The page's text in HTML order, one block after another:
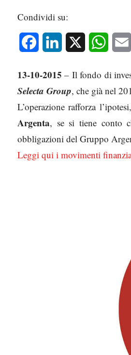
Condividi su:
Facebook LinkedIn
13-10-2015 – Il fondo di
Selecta Group, che già nel
L’operazione rafforza
Argenta, se si tiene conto
obbligazioni del Gruppo
Leggi qui i movimenti